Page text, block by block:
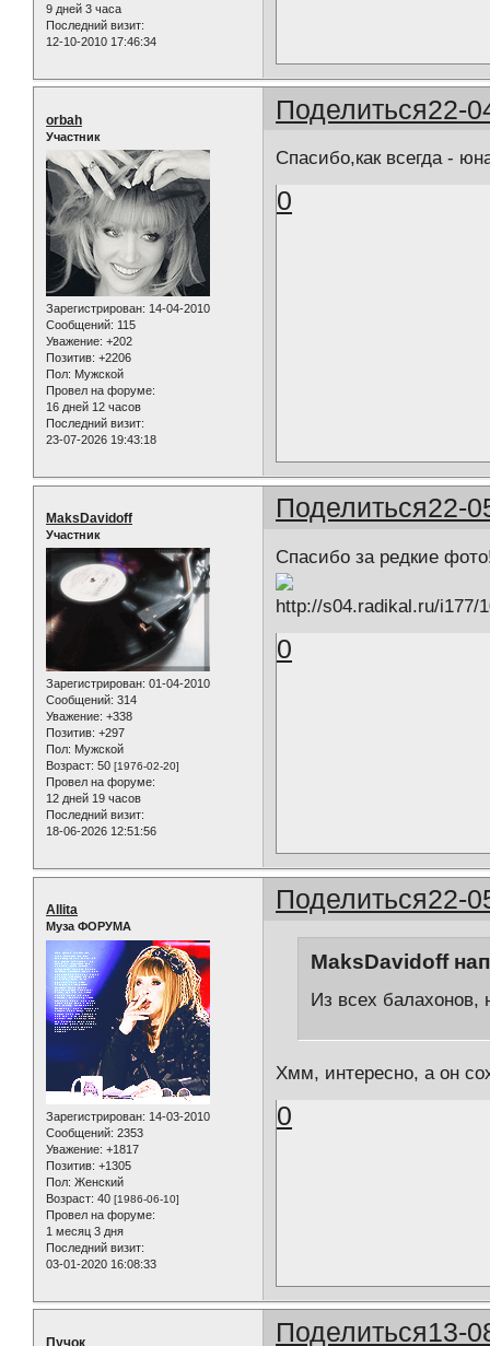
9 дней 3 часа
Последний визит:
12-10-2010 17:46:34
Поделиться22-
orbah
Участник
Зарегистрирован: 14-04-2010
Сообщений: 115
Уважение: +202
Позитив: +2206
Пол: Мужской
Провел на форуме:
16 дней 12 часов
Последний визит:
23-07-2026 19:43:18
Спасибо,как всегда -
0
Поделиться22-
MaksDavidoff
Участник
Зарегистрирован: 01-04-2010
Сообщений: 314
Уважение: +338
Позитив: +297
Пол: Мужской
Возраст: 50 [1976-02-20]
Провел на форуме:
12 дней 19 часов
Последний визит:
18-06-2026 12:51:56
Спасибо за редкие
0
Поделиться22-
Allita
Муза ФОРУМА
Зарегистрирован: 14-03-2010
Сообщений: 2353
Уважение: +1817
Позитив: +1305
Пол: Женский
Возраст: 40 [1986-06-10]
Провел на форуме:
1 месяц 3 дня
Последний визит:
03-01-2020 16:08:33
MaksDavidoff
Из всех
Хмм, интересно, а он
0
Поделиться13-
Пучок